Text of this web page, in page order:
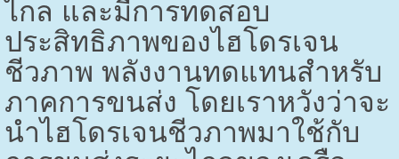
ไกล และมีการทดสอบ
ประสิทธิภาพของไฮโดรเจน
ชีวภาพ พลังงานทดแทนสำหรับ
ภาคการขนส่ง โดยเราหวังว่าจะ
นำไฮโดรเจนชีวภาพมาใช้กับ